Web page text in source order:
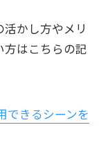
かし方やメリ
方はこちらの記
できるシーンを